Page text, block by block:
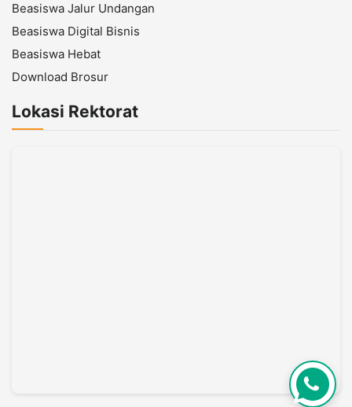
Beasiswa Jalur Undangan
Beasiswa Digital Bisnis
Beasiswa Hebat
Download Brosur
Lokasi Rektorat